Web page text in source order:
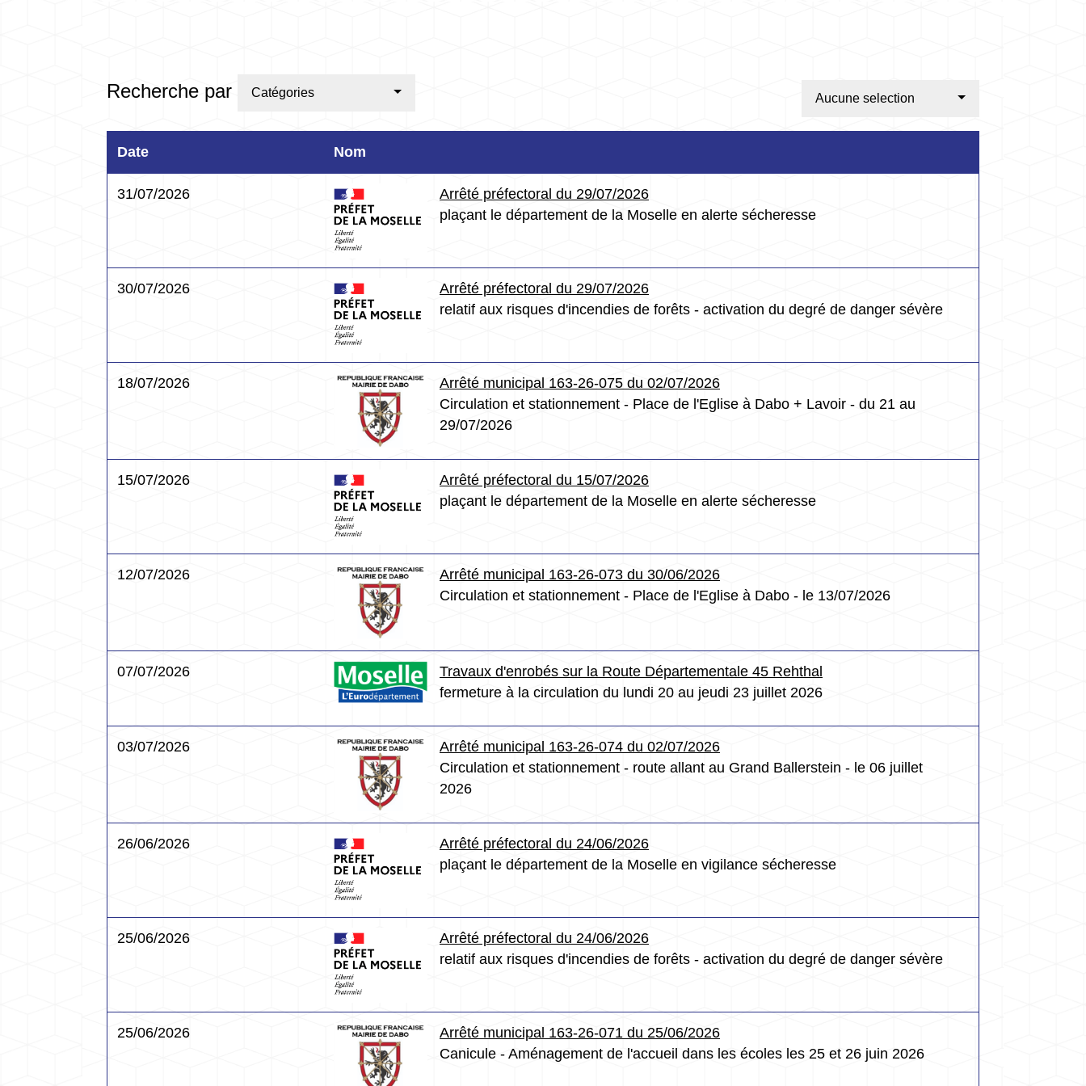
Recherche par Catégories Aucune selection
Date Nom
31/07/2026
Arrêté préfectoral du 29/07/2026
plaçant le département de la Moselle en alerte sécheresse
30/07/2026
Arrêté préfectoral du 29/07/2026
relatif aux risques d'incendies de forêts - activation du degré de danger sévère
18/07/2026
Arrêté municipal 163-26-075 du 02/07/2026
Circulation et stationnement - Place de l'Eglise à Dabo + Lavoir - du 21 au
29/07/2026
15/07/2026
Arrêté préfectoral du 15/07/2026
plaçant le département de la Moselle en alerte sécheresse
12/07/2026
Arrêté municipal 163-26-073 du 30/06/2026
Circulation et stationnement - Place de l'Eglise à Dabo - le 13/07/2026
07/07/2026
Travaux d'enrobés sur la Route Départementale 45 Rehthal
fermeture à la circulation du lundi 20 au jeudi 23 juillet 2026
03/07/2026
Arrêté municipal 163-26-074 du 02/07/2026
Circulation et stationnement - route allant au Grand Ballerstein - le 06 juillet
2026
26/06/2026
Arrêté préfectoral du 24/06/2026
plaçant le département de la Moselle en vigilance sécheresse
25/06/2026
Arrêté préfectoral du 24/06/2026
relatif aux risques d'incendies de forêts - activation du degré de danger sévère
25/06/2026
Arrêté municipal 163-26-071 du 25/06/2026
Canicule - Aménagement de l'accueil dans les écoles les 25 et 26 juin 2026